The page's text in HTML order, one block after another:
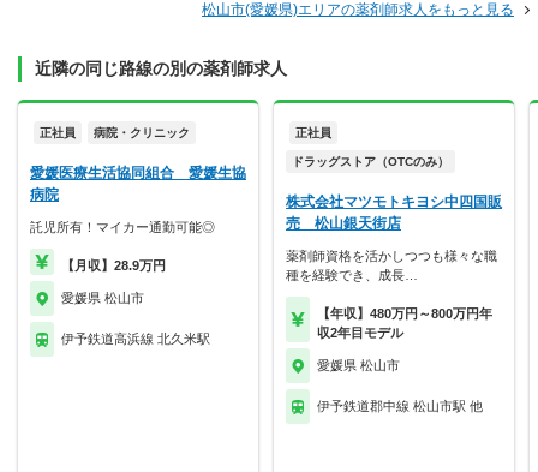
松山市(愛媛県)エリアの薬剤師求人をもっと見る
近隣の同じ路線の別の薬剤師求人
正社員 病院・クリニック
愛媛医療生活協同組合 愛媛生協
病院
託児所有！マイカー通勤可能◎
【月収】28.9万円
愛媛県 松山市
伊予鉄道高浜線 北久米駅
正社員
ドラッグストア（OTCのみ）
株式会社マツモトキヨシ中四国販
売 松山銀天街店
薬剤師資格を活かしつつも様々な職
種を経験でき、成長…
【年収】480万円～800万円年
収2年目モデル
愛媛県 松山市
伊予鉄道郡中線 松山市駅 他